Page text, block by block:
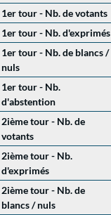
1er tour - Nb. de votants
1er tour - Nb. d'exprimés
1er tour - Nb. de blancs /
nuls
1er tour - Nb.
d'abstention
2ième tour - Nb. de
votants
2ième tour - Nb.
d'exprimés
2ième tour - Nb. de
blancs / nuls